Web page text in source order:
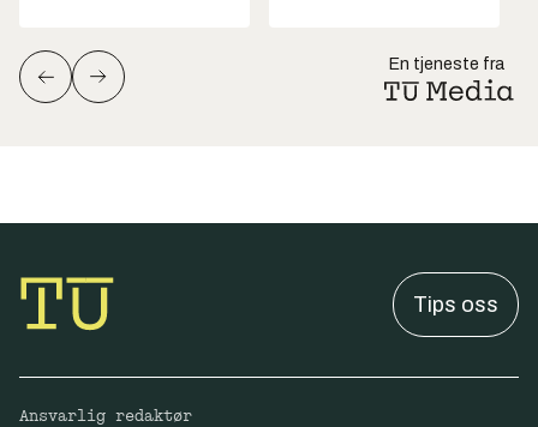
En tjeneste fra
Tips oss
Ansvarlig redaktør